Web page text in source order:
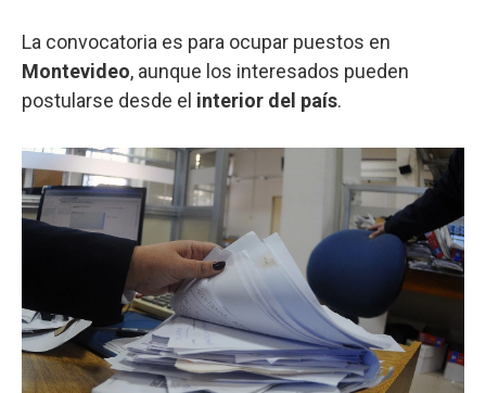
La convocatoria es para ocupar puestos en
Montevideo, aunque los interesados pueden
postularse desde el interior del país.